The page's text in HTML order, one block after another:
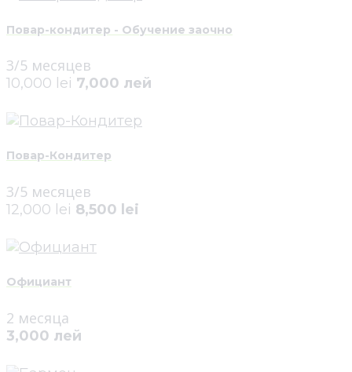
Повар-кондитер - Обучение заочно
3/5 месяцев
10,000 lei 7,000 лей
Повар-Кондитер
3/5 месяцев
12,000 lei 8,500 lei
Официант
2 месяца
3,000 лей